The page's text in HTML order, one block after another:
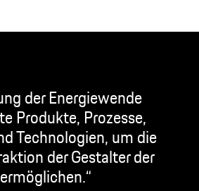
der Energiewende
Produkte, Prozesse,
Technologien, um die
der Gestalter der